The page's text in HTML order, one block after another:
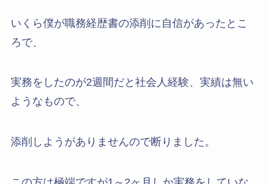
いくら僕が職務経歴書の添削に自信があったとこ
ろで、
実務をしたのが2週間だと社会人経験、実績は無い
ようなもので、
添削しようがありませんので断りました。